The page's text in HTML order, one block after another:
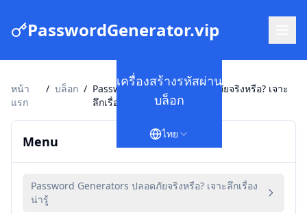
PasswordGenerator.vip
เครื่องสร้างรหัสผ่าน
บล็อก
ไทย
หน้า
แรก
/ บล็อก / Password Generators ปลอดภัยจริงหรือ? เจาะ
ลึกเรื่องน่ารู้
Menu
Password Generators ปลอดภัยจริงหรือ? เจาะลึกเรื่อง
น่ารู้